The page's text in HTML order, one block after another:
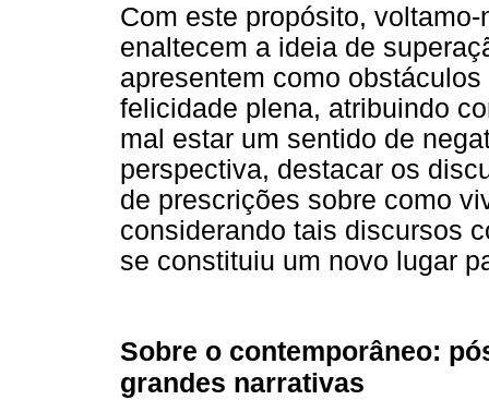
Com este propósito,
enaltecem a ideia de
apresentem como
felicidade plena, atribuindo
mal estar um sentido de
perspectiva, destacar os
de prescrições sobre como
considerando tais discursos
se constituiu um novo lugar
Sobre o contemporâneo:
grandes narrativas